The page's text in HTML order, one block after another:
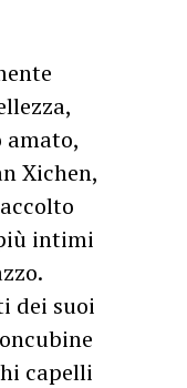
amato,
Xichen,
intimi
dei suoi
capelli